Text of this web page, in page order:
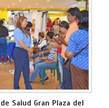
Salud Gran Plaza del